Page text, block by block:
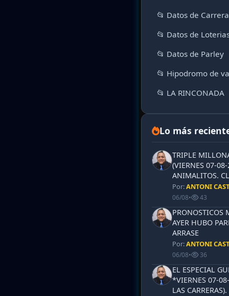
📂 Datos de
📂 Datos de
📂 Datos de Parley
📂 Hipodromo de
📂 LA RINCONADA
Lo más
TRIPLE
(VIERNES 07-
ANIMALITOS.
Por:ANTONI
06/08• 43
PRONOSTICOS
AYER HUBO
ARRASE
Por:ANTONI
06/08• 36
EL ESPECIAL
*VIERNES 07-
LAS